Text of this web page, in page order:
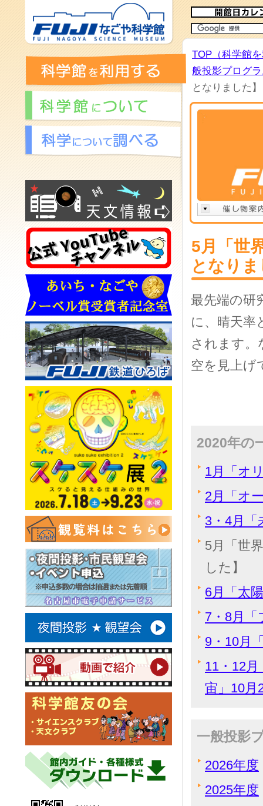
TOP（科学館
般投影プログ
となりました】
5月「世
となり
最先端の研
に、晴天率
されます。
空を見上げ
2020年の
1月「オ
2月「オ
3・4月「
5月「世
した】
6月「太
7・8月
9・10月
11・12
宙」10月
一般投影
2026年度
2025年度